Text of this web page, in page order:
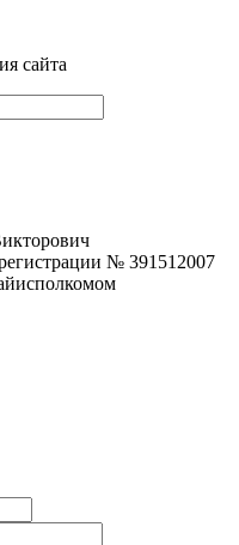
сайта
№ 391512007